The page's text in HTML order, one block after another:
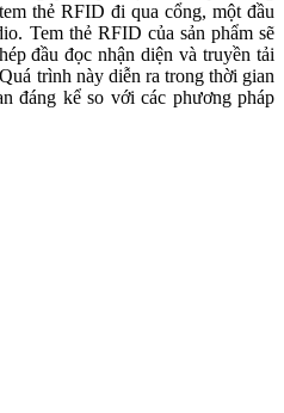
thẻ RFID đi qua cổng, một đầu
Tem thẻ RFID của sản phẩm sẽ
đầu đọc nhận diện và truyền tải
trình này diễn ra trong thời gian
đáng kể so với các phương pháp